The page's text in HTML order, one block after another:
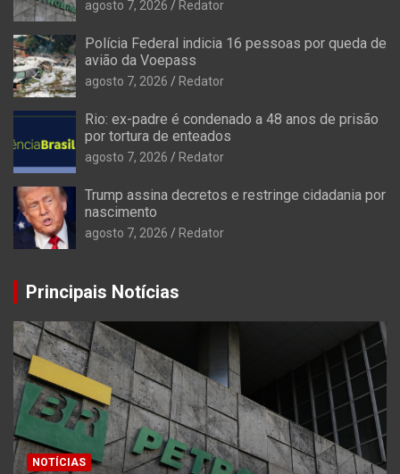
agosto 7, 2026 Redator
Polícia Federal indicia 16 pessoas por queda de
avião da Voepass
agosto 7, 2026 Redator
Rio: ex-padre é condenado a 48 anos de prisão
por tortura de enteados
agosto 7, 2026 Redator
Trump assina decretos e restringe cidadania por
nascimento
agosto 7, 2026 Redator
Principais Notícias
NOTÍCIAS